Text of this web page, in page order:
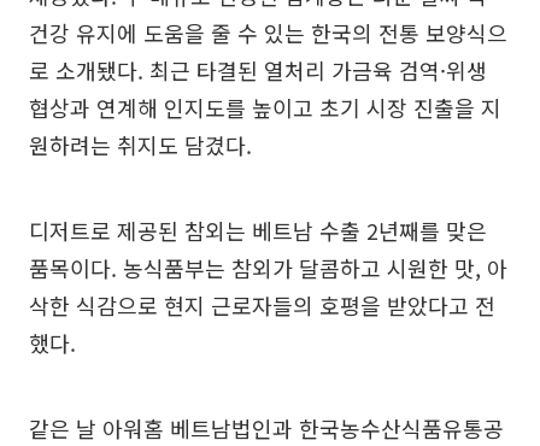
건강 유지에 도움을 줄 수 있는 한국의 전통 보양식으
로 소개됐다. 최근 타결된 열처리 가금육 검역·위생
협상과 연계해 인지도를 높이고 초기 시장 진출을 지
원하려는 취지도 담겼다.
디저트로 제공된 참외는 베트남 수출 2년째를 맞은
품목이다. 농식품부는 참외가 달콤하고 시원한 맛, 아
삭한 식감으로 현지 근로자들의 호평을 받았다고 전
했다.
같은 날 아워홈 베트남법인과 한국농수산식품유통공